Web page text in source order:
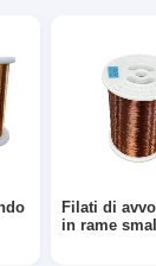
Filati di
in rame